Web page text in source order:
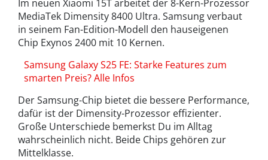
Im neuen Xiaomi 15T arbeitet der 8-Kern-Prozessor
MediaTek Dimensity 8400 Ultra. Samsung verbaut
in seinem Fan-Edition-Modell den hauseigenen
Chip Exynos 2400 mit 10 Kernen.
Samsung Galaxy S25 FE: Starke Features zum
smarten Preis? Alle Infos
Der Samsung-Chip bietet die bessere Performance,
dafür ist der Dimensity-Prozessor effizienter.
Große Unterschiede bemerkst Du im Alltag
wahrscheinlich nicht. Beide Chips gehören zur
Mittelklasse.